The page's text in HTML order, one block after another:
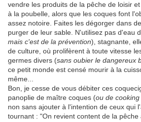
vendre les produits de la pêche de loisir
à la poubelle, alors que les coques font
assez notoire. Faites les dégorger dans
purger de leur sable. N'utilisez pas d'eau
mais c'est de la prévention), stagnante,
de culture, où prolifèrent à toute vitesse
germes divers (sans oubier le dangereux
ce petit monde est censé mourir à la
même...
Bon, je cesse de vous débiter ces
panoplie de maître coques (ou de
non sans ajouter à l'intention de ceux qui
tournant : "On revient content de la